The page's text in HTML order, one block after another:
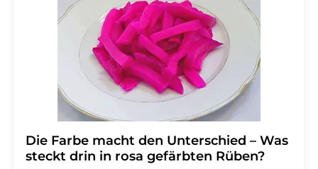
Die Farbe macht den Unterschied – Was
steckt drin in rosa gefärbten Rüben?